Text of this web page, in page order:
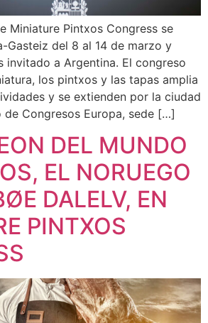
Miniature Pintxos Congress se
Gasteiz del 8 al 14 de marzo y
invitado a Argentina. El congreso
los pintxos y las tapas amplia
y se extienden por la ciudad
de Congresos Europa, sede […]
DEL MUNDO
EL NORUEGO
DALELV, EN
PINTXOS